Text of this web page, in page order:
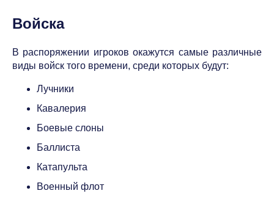
Войска
В распоряжении игроков окажутся самые различные
виды войск того времени, среди которых будут:
Лучники
Кавалерия
Боевые слоны
Баллиста
Катапульта
Военный флот